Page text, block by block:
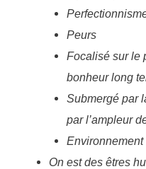
Peurs
Focalisé sur le
bonheur long
Submergé par
par l’ampleur
Environnement
On est des êtres